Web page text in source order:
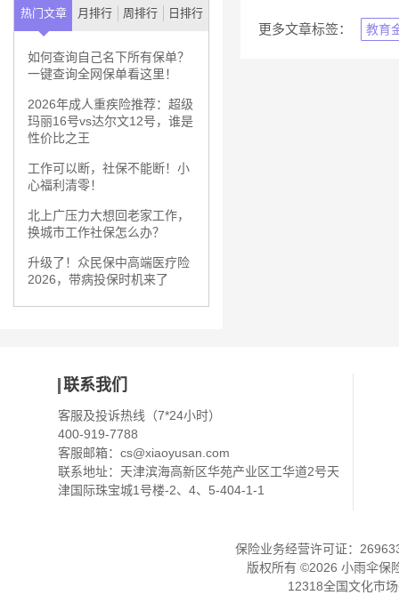
热门文章 月排行 周排行 日排行
如何查询自己名下所有保单？
一键查询全网保单看这里！
2026年成人重疾险推荐：超级
玛丽16号vs达尔文12号，谁是
性价比之王
工作可以断，社保不能断！小
心福利清零！
北上广压力大想回老家工作，
换城市工作社保怎么办？
升级了！众民保中高端医疗险
2026，带病投保时机来了
更多文章标签： 教育
联系我们
客服及投诉热线（7*24小时）
400-919-7788
客服邮箱： cs@xiaoyusan.com
联系地址：天津滨海高新区华苑产业区工华道2号天
津国际珠宝城1号楼-2、4、5-404-1-1
保险业务经营许可证：
版权所有 ©2026 小雨伞保
12318全国文化市